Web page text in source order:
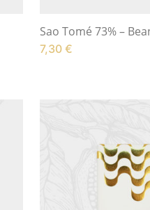
Sao Tomé 73% –
7,30 €